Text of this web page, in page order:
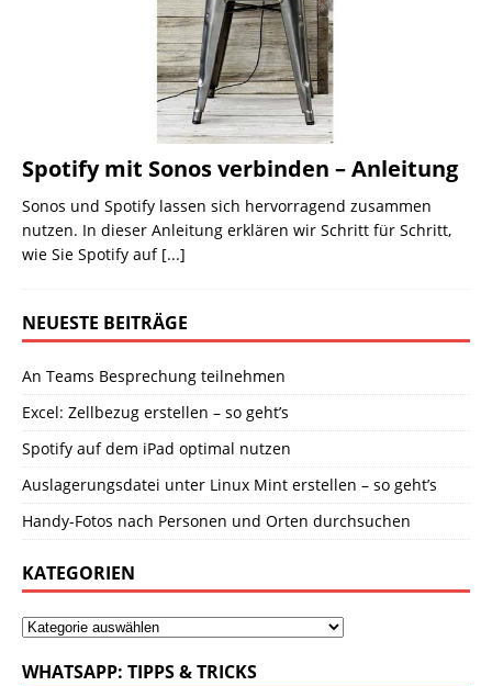
Spotify mit Sonos verbinden – Anleitung
Sonos und Spotify lassen sich hervorragend zusammen
nutzen. In dieser Anleitung erklären wir Schritt für Schritt,
wie Sie Spotify auf [...]
NEUESTE BEITRÄGE
An Teams Besprechung teilnehmen
Excel: Zellbezug erstellen – so geht’s
Spotify auf dem iPad optimal nutzen
Auslagerungsdatei unter Linux Mint erstellen – so geht’s
Handy-Fotos nach Personen und Orten durchsuchen
KATEGORIEN
WHATSAPP: TIPPS & TRICKS